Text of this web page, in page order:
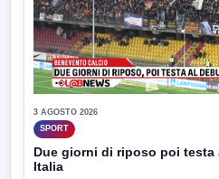
3 AGOSTO 2026
SPORT
Due giorni di riposo poi
Italia